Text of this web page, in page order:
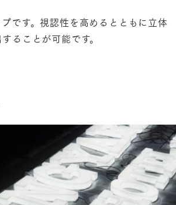
です。視認性を高めるとともに立体
ることが可能です。